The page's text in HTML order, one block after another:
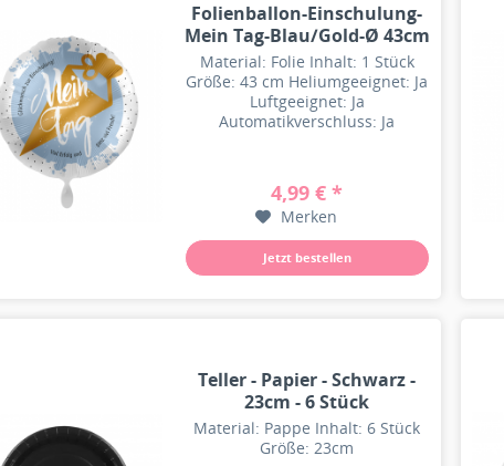
Folienballon-Einschulung-
Mein Tag-Blau/Gold-Ø 43cm
Material: Folie Inhalt: 1 Stück
Größe: 43 cm Heliumgeeignet: Ja
Luftgeeignet: Ja
Automatikverschluss: Ja
4,99 € *
Merken
Jetzt bestellen
Teller - Papier - Schwarz -
23cm - 6 Stück
Material: Pappe Inhalt: 6 Stück
Größe: 23cm